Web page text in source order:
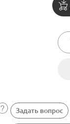
Задать вопрос